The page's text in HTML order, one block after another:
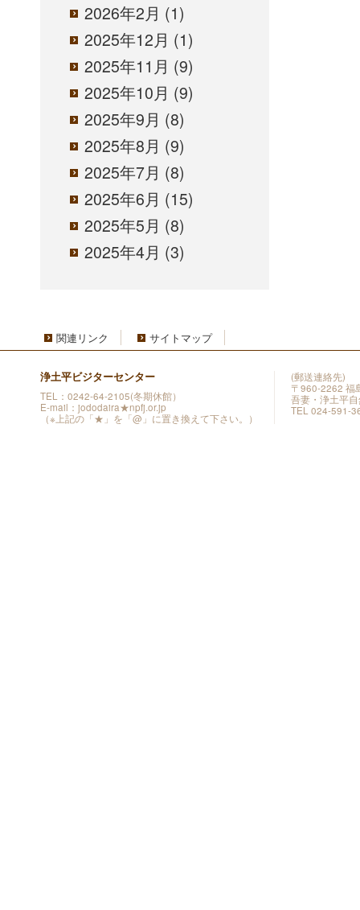
2026年2月 (1)
2025年12月 (1)
2025年11月 (9)
2025年10月 (9)
2025年9月 (8)
2025年8月 (9)
2025年7月 (8)
2025年6月 (15)
2025年5月 (8)
2025年4月 (3)
関連リンク サイトマップ
浄土平ビジターセンター
TEL：0242-64-2105(冬期休館）
E-mail：jododaira★npfj.or.jp
（※上記の「★」を「@」に置き換えて下さい。）
(郵送連絡先)
〒960-2262 福
吾妻・浄土平
TEL 024-591-